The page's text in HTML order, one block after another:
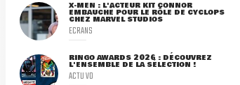
X-MEN : L'ACTEUR KIT CONNOR
EMBAUCHÉ POUR LE RÔLE DE CYCLOPS
CHEZ MARVEL STUDIOS
ECRANS
RINGO AWARDS 2026 : DÉCOUVREZ
L'ENSEMBLE DE LA SÉLECTION !
ACTU VO